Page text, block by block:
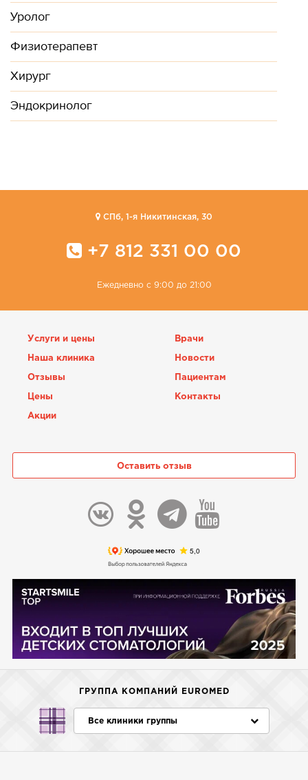
Уролог
Физиотерапевт
Хирург
Эндокринолог
CПб, 1-я Никитинская, 30
+7 812 331 00 00
Ежедневно с 9:00 до 21:00
Услуги и цены Врачи
Наша клиника Новости
Отзывы Пациентам
Цены Контакты
Акции
Оставить отзыв
ГРУППА КОМПАНИЙ EUROMED
Все клиники группы